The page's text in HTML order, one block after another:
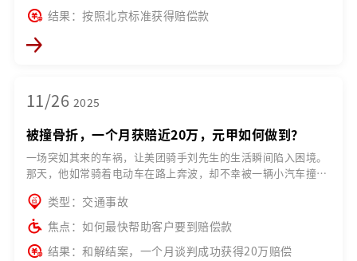
结果：按照北京标准获得赔偿款
11/26 2025
被撞骨折，一个月获赔近20万，元甲如何做到？
一场突如其来的车祸，让美团骑手刘先生的生活瞬间陷入困境。
那天，他如常骑着电动车在路上奔波，却不幸被一辆小汽车撞
类型：交通事故
焦点：如何最快帮助客户要到赔偿款
结果：和解结案，一个月谈判成功获得20万赔偿